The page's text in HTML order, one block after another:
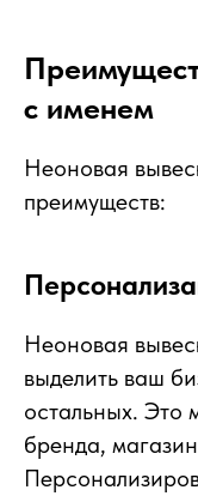
с именем
Неоновая
преимуществ:
Неоновая
выделить ваш
остальных. Это
бренда,